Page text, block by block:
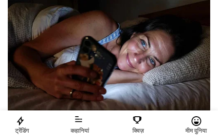
ट्रेंडिंग कहानियां क्विज़ मीम दुनिया